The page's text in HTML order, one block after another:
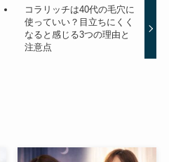
コラリッチは40代の毛穴に
使っていい？目立ちにくく
なると感じる3つの理由と
注意点